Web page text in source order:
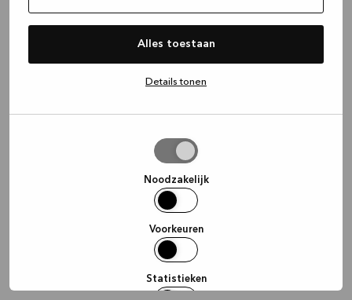
Alles toestaan
Details tonen
Noodzakelijk
Voorkeuren
Statistieken